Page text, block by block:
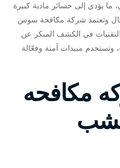
يؤدي إلى خسائر مادية كبيرة
وتعتمد شركة مكافحة سوس
في الكشف المبكر عن
مبيدات آمنة وفعّالة
مكافحه